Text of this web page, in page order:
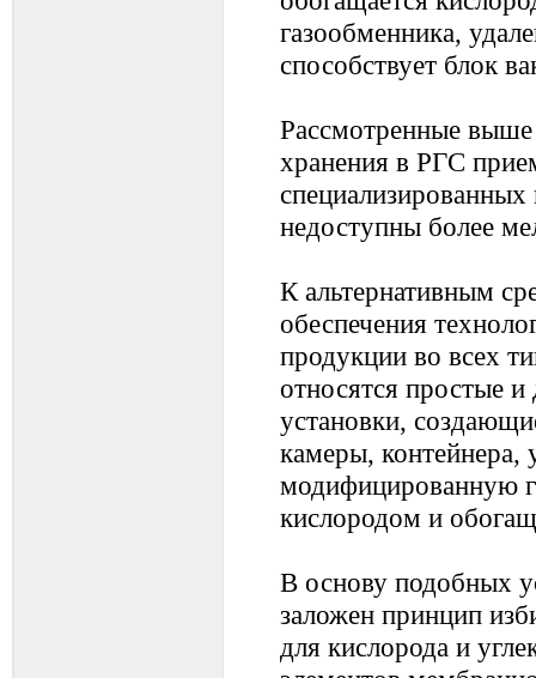
газообменника,
способствует блок
Рассмотренные выше
хранения в РГС
специализированных
недоступны более
К альтернативным
обеспечения
продукции во всех
относятся простые
установки,
камеры, контейнера,
модифицированную
кислородом и
В основу подобных
заложен принцип
для кислорода и